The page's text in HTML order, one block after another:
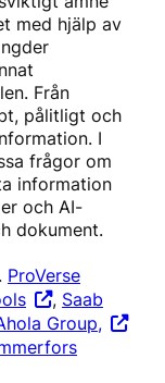
med hjälp av
Från
pålitligt och
I
frågor om
information
och AI-
dokument.
ProVerse
, Saab
Group,